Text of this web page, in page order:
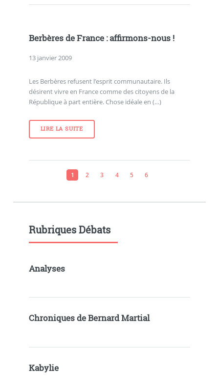
Berbères de France : affirmons-nous !
13 janvier 2009
Les Berbères refusent l’esprit communautaire. Ils
désirent vivre en France comme des citoyens de la
République à part entière. Chose idéale en (…)
LIRE LA SUITE
1 2 3 4 5 6
Rubriques Débats
Analyses
Chroniques de Bernard Martial
Kabylie